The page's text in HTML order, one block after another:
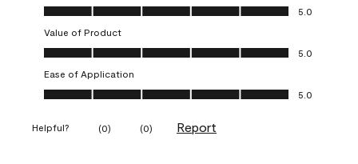
Quality of Product, 5.0 out of 5
5.0
Value of Product
Value of Product, 5.0 out of 5
5.0
Ease of Application
Ease of Application, 5.0 out of 5
5.0
Helpful? (0) (0) Report